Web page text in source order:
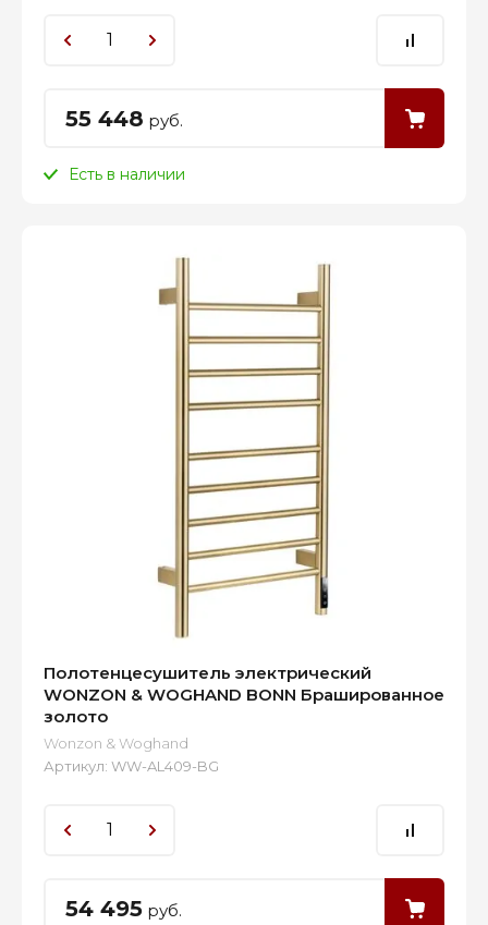
55 448 руб.
Есть в наличии
Полотенцесушитель электрический
WONZON & WOGHAND BONN Брашированное
золото
Wonzon & Woghand
Артикул: WW-AL409-BG
54 495 руб.